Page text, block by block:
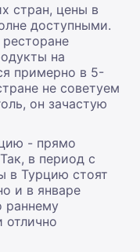
стран, цены в
доступными.
на
примерно в 5-
не советуем
он зачастую
- прямо
в период с
в Турцию стоят
и в январе
раннему